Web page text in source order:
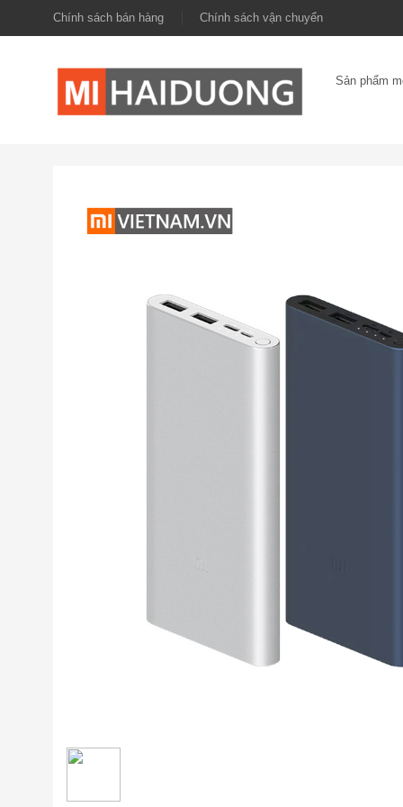
Chính sách bán hàng Chính sách vận chuyển
Sản phẩm